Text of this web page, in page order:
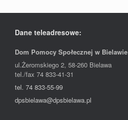
Dane teleadresowe:
Dom Pomocy Społecznej w Bielawie
ul.Żeromskiego 2, 58-260 Bielawa
tel./fax 74 833-41-31
tel. 74 833-55-99
dpsbielawa@dpsbielawa.pl